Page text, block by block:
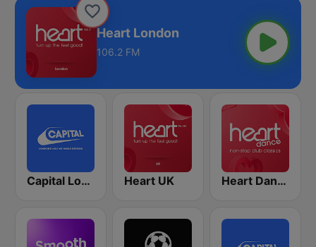
Heart London
106.2 FM
Capital London Heart UK Heart Dance